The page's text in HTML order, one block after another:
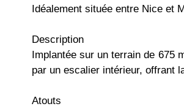
Idéalement située entre Nice et
Description
Implantée sur un terrain de 675
par un escalier intérieur, offrant
Atouts